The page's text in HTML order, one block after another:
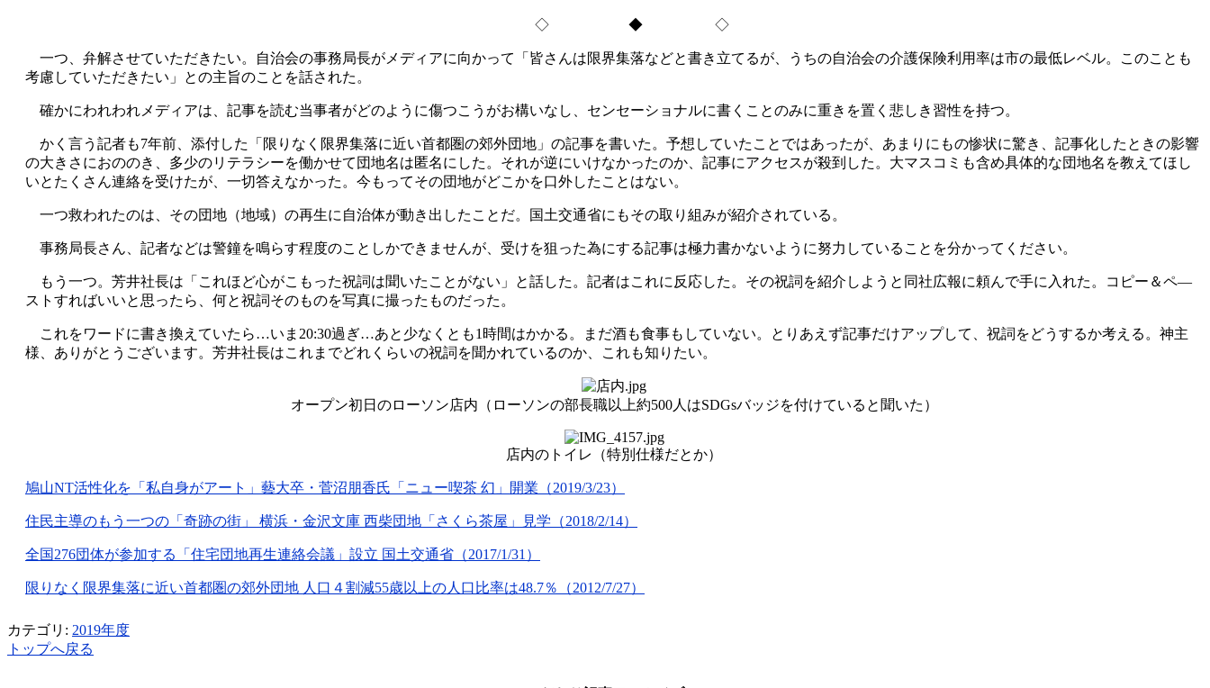
◇ ◆ ◇
一つ、弁解させていただきたい。自治会の事務局長がメディアに向かって「皆さんは限界集落などと書き立てるが、うちの自治会の介護保険利用率は市の最低レベル。このことも
考慮していただきたい」との主旨のことを話された。
確かにわれわれメディアは、記事を読む当事者がどのように傷つこうがお構いなし、センセーショナルに書くことのみに重きを置く悲しき習性を持つ。
かく言う記者も7年前、添付した「限りなく限界集落に近い首都圏の郊外団地」の記事を書いた。予想していたことではあったが、あまりにもの惨状に驚き、記事化したときの影響
の大きさにおののき、多少のリテラシーを働かせて団地名は匿名にした。それが逆にいけなかったのか、記事にアクセスが殺到した。大マスコミも含め具体的な団地名を教えてほし
いとたくさん連絡を受けたが、一切答えなかった。今もってその団地がどこかを口外したことはない。
一つ救われたのは、その団地（地域）の再生に自治体が動き出したことだ。国土交通省にもその取り組みが紹介されている。
事務局長さん、記者などは警鐘を鳴らす程度のことしかできませんが、受けを狙った為にする記事は極力書かないように努力していることを分かってください。
もう一つ。芳井社長は「これほど心がこもった祝詞は聞いたことがない」と話した。記者はこれに反応した。その祝詞を紹介しようと同社広報に頼んで手に入れた。コピー＆ペ―
ストすればいいと思ったら、何と祝詞そのものを写真に撮ったものだった。
これをワードに書き換えていたら…いま20:30過ぎ…あと少なくとも1時間はかかる。まだ酒も食事もしていない。とりあえず記事だけアップして、祝詞をどうするか考える。神主
様、ありがとうございます。芳井社長はこれまでどれくらいの祝詞を聞かれているのか、これも知りたい。
オープン初日のローソン店内（ローソンの部長職以上約500人はSDGsバッジを付けていると聞いた）
店内のトイレ（特別仕様だとか）
鳩山NT活性化を「私自身がアート」藝大卒・菅沼朋香氏「ニュー喫茶 幻」開業（2019/3/23）
住民主導のもう一つの「奇跡の街」 横浜・金沢文庫 西柴団地「さくら茶屋」見学（2018/2/14）
全国276団体が参加する「住宅団地再生連絡会議」設立 国土交通省（2017/1/31）
限りなく限界集落に近い首都圏の郊外団地 人口４割減55歳以上の人口比率は48.7％（2012/7/27）
カテゴリ: 2019年度
トップへ戻る